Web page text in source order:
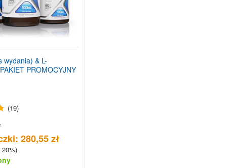
wydania) & L-
PROMOCYJNY
(19)
280,55 zł